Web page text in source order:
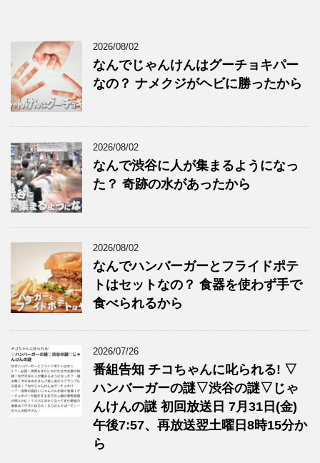
2026/08/02
なんでじゃんけんはグーチョキパー
なの？ ナメクジがヘビに勝ったから
2026/08/02
なんで渋谷に人が集まるようになっ
た？ 奇跡の水があったから
2026/08/02
なんでハンバーガーとフライドポテ
トはセットなの？ 食器を使わず手で
食べられるから
2026/07/26
番組告知 チコちゃんに叱られる! ▽
ハンバーガーの謎▽渋谷の謎▽じゃ
んけんの謎 初回放送日 7月31日(金)
午後7:57、再放送翌土曜日8時15分か
ら